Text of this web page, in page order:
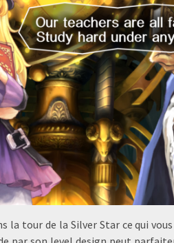
la tour de la Silver Star ce qui